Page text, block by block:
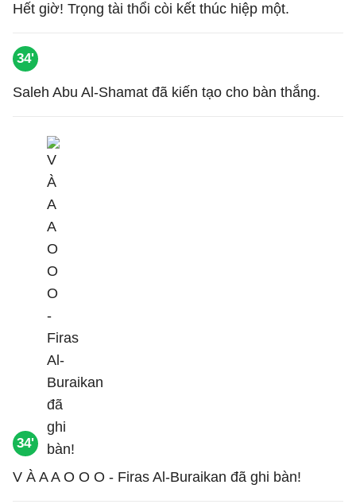
Hết giờ! Trọng tài thổi còi kết thúc hiệp một.
34'
Saleh Abu Al-Shamat đã kiến tạo cho bàn thắng.
34'
V À A A O O O - Firas Al-Buraikan đã ghi bàn!